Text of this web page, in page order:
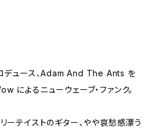
ュース、Adam And The Ants を
によるニューウェーブ・ファンク。
ーテイストのギター、やや哀愁感漂う